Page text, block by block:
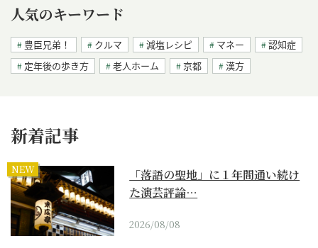
人気のキーワード
豊臣兄弟！ クルマ 減塩レシピ マネー
認知症
定年後の歩き方
老人ホーム 京都 漢方
新着記事
NEW
「落語の聖地」に１年間通い続け
た演芸評論…
2026/08/08